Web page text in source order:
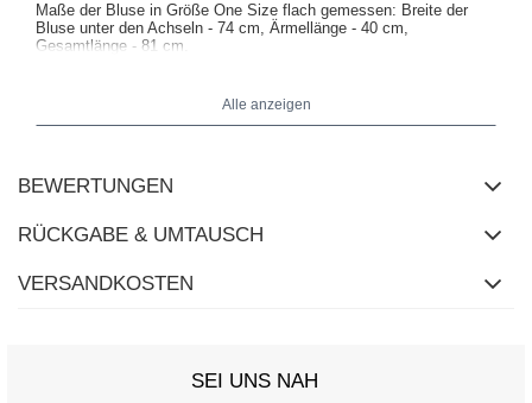
Maße der Bluse in Größe One Size flach gemessen: Breite der
Bluse unter den Achseln - 74 cm, Ärmellänge - 40 cm,
Gesamtlänge - 81 cm.
Alle anzeigen
BEWERTUNGEN
RÜCKGABE & UMTAUSCH
VERSANDKOSTEN
SEI UNS NAH